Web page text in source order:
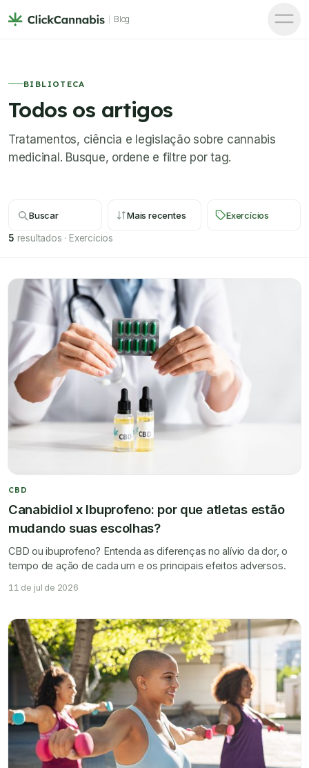
Blog
BIBLIOTECA
Todos os artigos
Tratamentos, ciência e legislação sobre cannabis
medicinal. Busque, ordene e filtre por tag.
Buscar Mais recentes Exercícios
5 resultados · Exercícios
CBD
Canabidiol x Ibuprofeno: por que atletas estão
mudando suas escolhas?
CBD ou ibuprofeno? Entenda as diferenças no alívio da dor, o
tempo de ação de cada um e os principais efeitos adversos.
11 de jul de 2026